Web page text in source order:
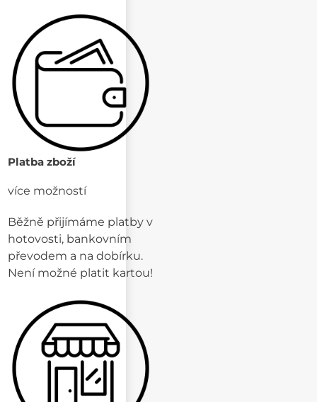
Platba zboží
více možností
Běžně přijímáme platby v
hotovosti, bankovním
převodem a na dobírku.
Není možné platit kartou!